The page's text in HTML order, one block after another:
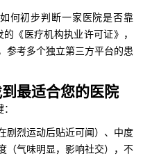
何初步判断一家医院是否靠
《医疗机构执业许可证》，
参考多个独立第三方平台的患
最适合您的医院
剧烈运动后贴近可闻）、中度
（气味明显，影响社交），不